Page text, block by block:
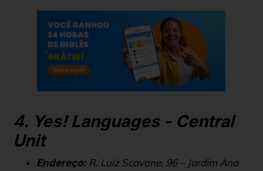
4. Yes! Languages ​​- Central
Unit
Endereço: R. Luiz Scavone, 96 – Jardim Ana